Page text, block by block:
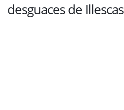
desguaces de Illescas